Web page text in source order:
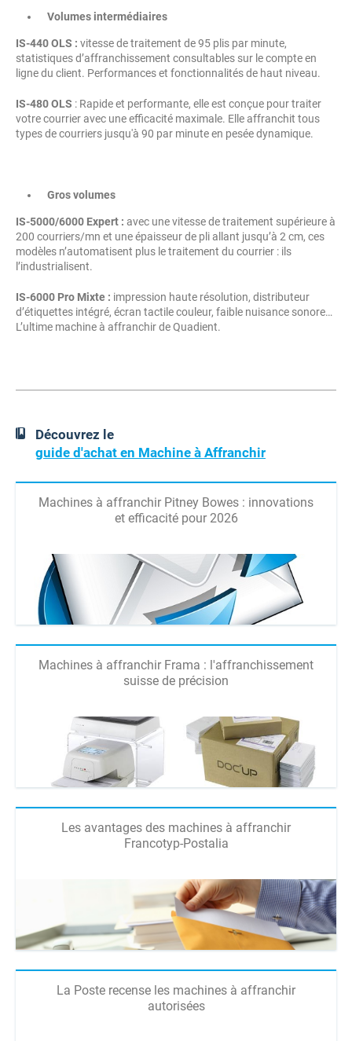
Volumes intermédiaires
IS-440 OLS : vitesse de traitement de 95 plis par minute,
statistiques d’affranchissement consultables sur le compte en
ligne du client. Performances et fonctionnalités de haut niveau.
IS-480 OLS : Rapide et performante, elle est conçue pour traiter
votre courrier avec une efficacité maximale. Elle affranchit tous
types de courriers jusqu'à 90 par minute en pesée dynamique.
Gros volumes
IS-5000/6000 Expert : avec une vitesse de traitement supérieure à
200 courriers/mn et une épaisseur de pli allant jusqu’à 2 cm, ces
modèles n’automatisent plus le traitement du courrier : ils
l’industrialisent.
IS-6000 Pro Mixte : impression haute résolution, distributeur
d’étiquettes intégré, écran tactile couleur, faible nuisance sonore…
L’ultime machine à affranchir de Quadient.
Découvrez le
guide d'achat en Machine à Affranchir
Machines à affranchir Pitney Bowes : innovations
et efficacité pour 2026
Machines à affranchir Frama : l'affranchissement
suisse de précision
Les avantages des machines à affranchir
Francotyp-Postalia
La Poste recense les machines à affranchir
autorisées